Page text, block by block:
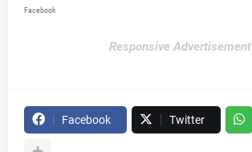
Facebook
Responsive Advertisement
Facebook Twitter